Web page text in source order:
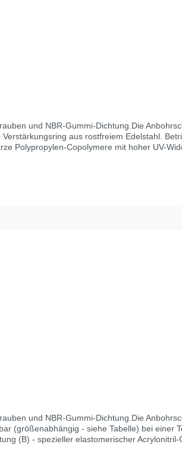
und NBR-Gummi-Dichtung.Die
aus rostfreiem Edelstahl.
internationalem Prüfstandard: ISO 13460
und NBR-Gummi-Dichtung.Die
(größenabhängig - siehe Tabelle) bei einer